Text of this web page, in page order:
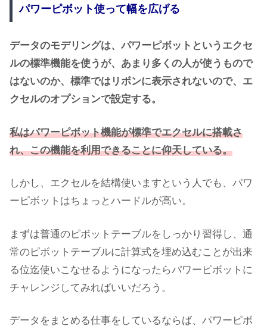
パワーピボット使って幅を広げる
データのモデリングは、パワーピボットというエクセ
ルの標準機能を使うが、あまり多くの人が使うもので
はないのか、標準ではリボンに表示されないので、エ
クセルのオプションで設定する。
私はパワーピボット機能が標準でエクセルに搭載さ
れ、この機能を利用できることに仰天している。
しかし、エクセルを結構使いますという人でも、パワ
ーピボットはちょっとハードルが高い。
まずは普通のピボットテーブルをしっかり習得し、通
常のピボットテーブルに計算式を埋め込むことが出来
る位迄使いこなせるようになったらパワーピボットに
チャレンジしてみればいいだろう。
データをまとめる仕事をしているならば、パワーピボ